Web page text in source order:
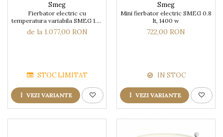
Smeg
Fierbator electric cu
temperatura variabila SMEG 1.7 l
(7 cani)
de la 1.077,00 RON
STOC LIMITAT
VEZI VARIANTE
Smeg
Mini fierbator electric SMEG 0.8
lt, 1400 w
722,00 RON
IN STOC
VEZI VARIANTE